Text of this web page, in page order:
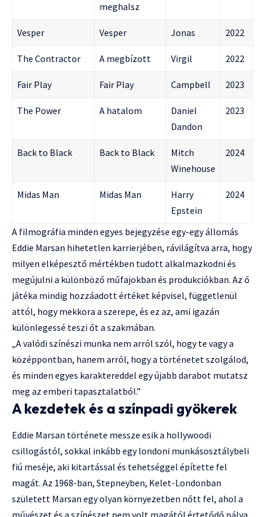
meghalsz
Vesper Vesper Jonas 2022
The Contractor A megbízott Virgil 2022
Fair Play Fair Play Campbell 2023
The Power A hatalom
Daniel
Dandon
2023
Back to Black Back to Black
Mitch
Winehouse
2024
Midas Man Midas Man
Harry
Epstein
2024
A filmográfia minden egyes bejegyzése egy-egy állomás
Eddie Marsan hihetetlen karrierjében, rávilágítva arra, hogy
milyen elképesztő mértékben tudott alkalmazkodni és
megújulni a különböző műfajokban és produkciókban. Az ő
játéka mindig hozzáadott értéket képvisel, függetlenül
attól, hogy mekkora a szerepe, és ez az, ami igazán
különlegessé teszi őt a szakmában.
„A valódi színészi munka nem arról szól, hogy te vagy a
középpontban, hanem arról, hogy a történetet szolgálod,
és minden egyes karaktereddel egy újabb darabot mutatsz
meg az emberi tapasztalatból.”
A kezdetek és a színpadi gyökerek
Eddie Marsan története messze esik a hollywoodi
csillogástól, sokkal inkább egy londoni munkásosztálybeli
fiú meséje, aki kitartással és tehetséggel építette fel
magát. Az 1968-ban, Stepneyben, Kelet-Londonban
született Marsan egy olyan környezetben nőtt fel, ahol a